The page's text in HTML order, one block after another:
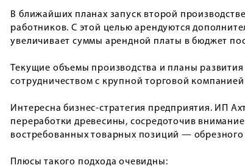
В ближайших планах запуск второй
работников. С этой целью арендуются
увеличивает суммы арендной платы в бюджет
Текущие объемы производства и планы
сотрудничеством с крупной торговой компанией
Интересна бизнес-стратегия предприятия. ИП
переработки древесины, сосредоточив
востребованных товарных позиций —
Плюсы такого подхода очевидны: